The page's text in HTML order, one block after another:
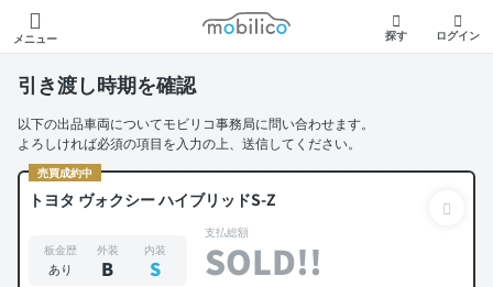
メニュー
モビリコ
探す ログイン
引き渡し時期を確認
以下の出品車両についてモビリコ事務局に問い合わせます。
よろしければ必須の項目を入力の上、送信してください。
売買成約中
トヨタ ヴォクシー ハイブリッドS-Z
板金歴
あり
外装
B
内装
S
支払総額
SOLD!!